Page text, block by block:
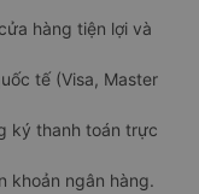
hàng tiện lợi và
tế (Visa, Master
ký thanh toán trực
khoản ngân hàng.